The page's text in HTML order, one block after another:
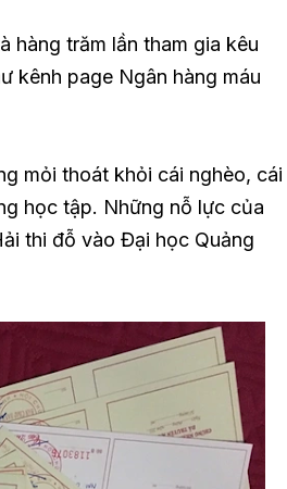
hàng trăm lần tham gia kêu
kênh page Ngân hàng máu
mỏi thoát khỏi cái nghèo, cái
học tập. Những nỗ lực của
thi đỗ vào Đại học Quảng